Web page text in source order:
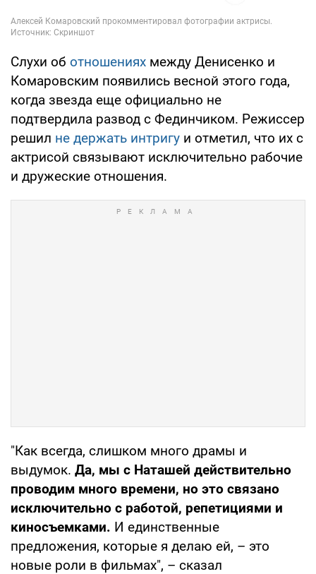
Слухи об отношениях между Денисенко и
Комаровским появились весной этого года,
когда звезда еще официально не
подтвердила развод с Фединчиком. Режиссер
решил не держать интригу и отметил, что их с
актрисой связывают исключительно рабочие
и дружеские отношения.
"Как всегда, слишком много драмы и
выдумок. Да, мы с Наташей действительно
проводим много времени, но это связано
исключительно с работой, репетициями и
киносъемками. И единственные
предложения, которые я делаю ей, – это
новые роли в фильмах", – сказал